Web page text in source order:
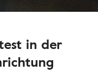
in der